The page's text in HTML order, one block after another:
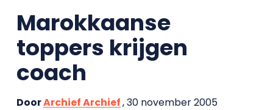
Marokkaanse
toppers krijgen
coach
DoorArchief Archief, 30 november 2005